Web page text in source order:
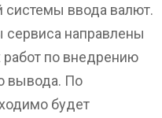
системы ввода валют.
сервиса направлены
работ по внедрению
вывода. По
будет